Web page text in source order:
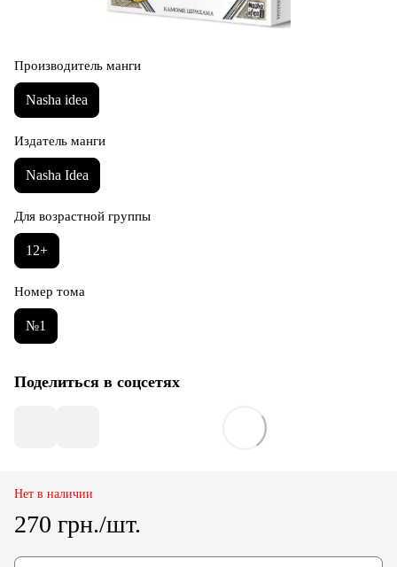
Производитель манги
Nasha idea
Издатель манги
Nasha Idea
Для возрастной группы
12+
Номер тома
№1
Поделиться в соцсетях
Нет в наличии
270 грн./шт.